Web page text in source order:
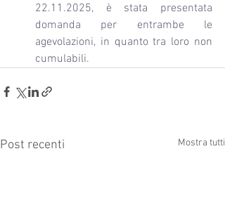
22.11.2025, è stata presentata
domanda per entrambe le
agevolazioni, in quanto tra loro non
cumulabili.
Post recenti Mostra tutti